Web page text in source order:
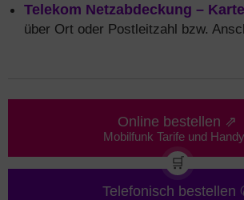
Telekom Netzabdeckung –
über Ort oder Postleitzahl bzw.
Online bestellen ⇗
Mobilfunk Tarife und
🛒
Telefonisch bestellen